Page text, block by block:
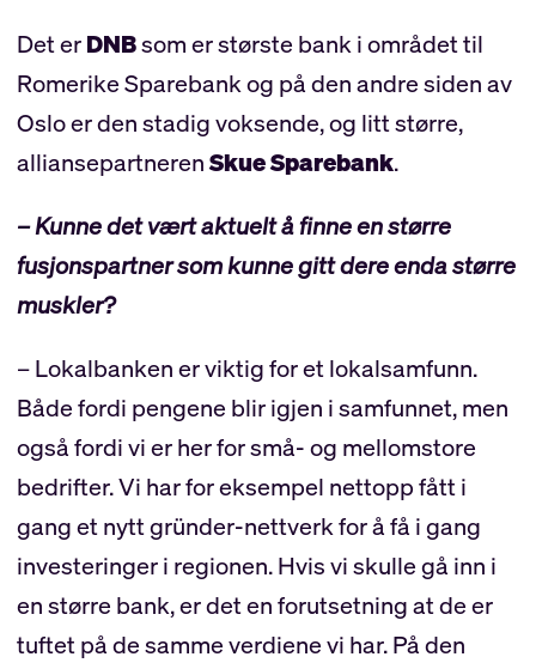
Det erDNBsom er største bank i området til
Romerike Sparebank og på den andre siden av
Oslo er den stadig voksende, og litt større,
alliansepartnerenSkue Sparebank.
– Kunne det vært aktuelt å finne en større
fusjonspartner som kunne gitt dere enda større
muskler?
– Lokalbanken er viktig for et lokalsamfunn.
Både fordi pengene blir igjen i samfunnet, men
også fordi vi er her for små- og mellomstore
bedrifter. Vi har for eksempel nettopp fått i
gang et nytt gründer-nettverk for å få i gang
investeringer i regionen. Hvis vi skulle gå inn i
en større bank, er det en forutsetning at de er
tuftet på de samme verdiene vi har. På den